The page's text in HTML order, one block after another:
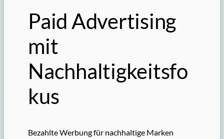
Paid Advertising
mit
Nachhaltigkeitsfo
kus
Bezahlte Werbung für nachhaltige Marken